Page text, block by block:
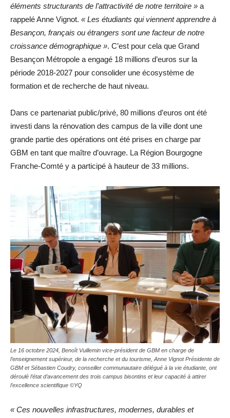
éléments structurants de l’attractivité de notre territoire » a
rappelé Anne Vignot. « Les étudiants qui viennent apprendre à
Besançon, français ou étrangers sont une facteur de notre
croissance démographique ». C’est pour cela que Grand
Besançon Métropole a engagé 18 millions d’euros sur la
période 2018-2027 pour consolider une écosystème de
formation et de recherche de haut niveau.
Dans ce partenariat public/privé, 80 millions d’euros ont été
investi dans la rénovation des campus de la ville dont une
grande partie des opérations ont été prises en charge par
GBM en tant que maître d’ouvrage. La Région Bourgogne
Franche-Comté y a participé à hauteur de 33 millions.
Le 16 octobre 2024, Benoît Vuillemin vice-président de GBM en charge de
l’enseignement supérieur, de la recherche et du tourisme, Anne Vignot Présidente de
GBM et Sébastien Coudry, conseiller communautaire délégué à la vie étudiante, ont
déroulé l’état d’avancement des trois campus bisontins et leur capacité à attirer
l’excellence scientifique ©YQ
« Ces nouvelles infrastructures, modernes, durables et